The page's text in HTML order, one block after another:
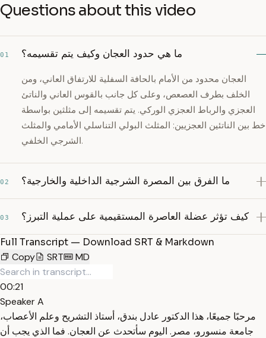
Questions about this video
01 ما هي حدود العجان وكيف يتم تقسيمه؟
العجان محدود من الأمام بالحافة السفلية للارتفاق العاني، ومن
الخلف بطرف العصعص، وعلى كل جانب بالقوس العاني والناتئ
العجزي والرباط العجزي الوركي. يتم تقسيمه إلى مثلثين بواسطة
خط بين الناتئين العجزيين: المثلث البولي التناسلي الأمامي والمثلث
الشرجي الخلفي.
02 ما الفرق بين المصرة الشرجية الداخلية والخارجية؟
03 كيف تؤثر عضلة العاصرة المستقيمية على عملية التبرز؟
Full Transcript — Download SRT & Markdown
Copy
SRT MD
00:21
Speaker A
مرحبًا جميعًا، هذا الدكتور عادل بندق، أستاذ التشريح وعلم الأعصاب،
جامعة منسورو، مصر. اليوم سأتحدث عن العجان. فما الذي يجب أن